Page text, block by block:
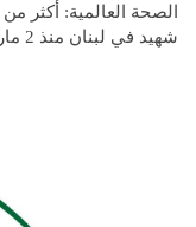
شهيد في لبنان منذ 2 مارس